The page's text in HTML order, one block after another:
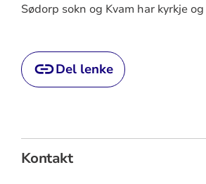
Sødorp sokn og Kvam har kyrkje
Del lenke
Kontakt